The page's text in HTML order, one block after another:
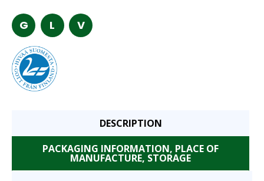
G L V
DESCRIPTION
PACKAGING INFORMATION, PLACE OF
MANUFACTURE, STORAGE